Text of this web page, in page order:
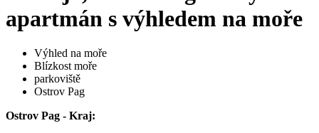
apartmán s výhledem na moře
Výhled na moře
Blízkost moře
parkoviště
Ostrov Pag
Ostrov Pag - Kraj: